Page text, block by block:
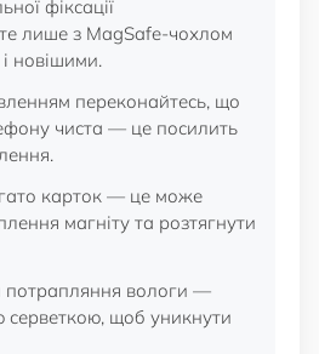
фіксації
лише з MagSafe-чохлом
новішими.
переконайтесь, що
чиста — це посилить
карток — це може
магніту та розтягнути
потрапляння вологи —
серветкою, щоб уникнути